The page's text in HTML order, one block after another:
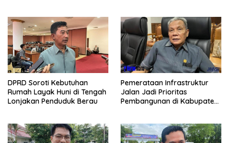
DPRD Soroti Kebutuhan
Rumah Layak Huni di Tengah
Lonjakan Penduduk Berau
Pemerataan Infrastruktur
Jalan Jadi Prioritas
Pembangunan di Kabupaten